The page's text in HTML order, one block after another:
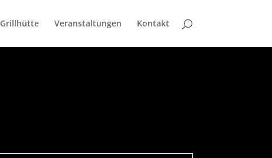
Grillhütte Veranstaltungen Kontakt